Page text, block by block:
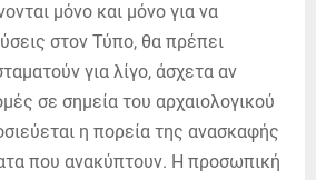
μόνο και μόνο για να
στον Τύπο, θα πρέπει
για λίγο, άσχετα αν
σε σημεία του αρχαιολογικού
η πορεία της ανασκαφής
που ανακύπτουν. Η προσωπική